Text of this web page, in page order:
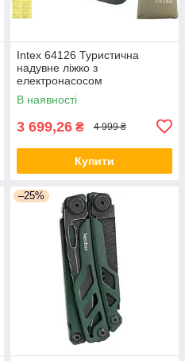
Intex 64126 Туристична
надувне ліжко з
електронасосом
В наявності
3 699,26 ₴ 4 999 ₴
Купити
–25%